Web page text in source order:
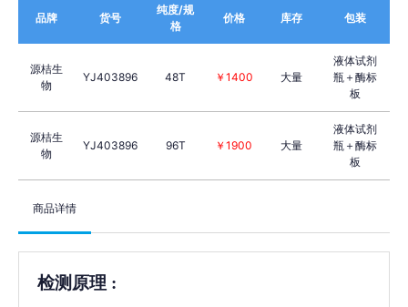
品牌 货号
纯度/规
格
价格 库存 包装
源桔生
物
YJ403896 48T ￥1400 大量
液体试剂
瓶＋酶标
板
源桔生
物
YJ403896 96T ￥1900 大量
液体试剂
瓶＋酶标
板
商品详情
检测原理 :